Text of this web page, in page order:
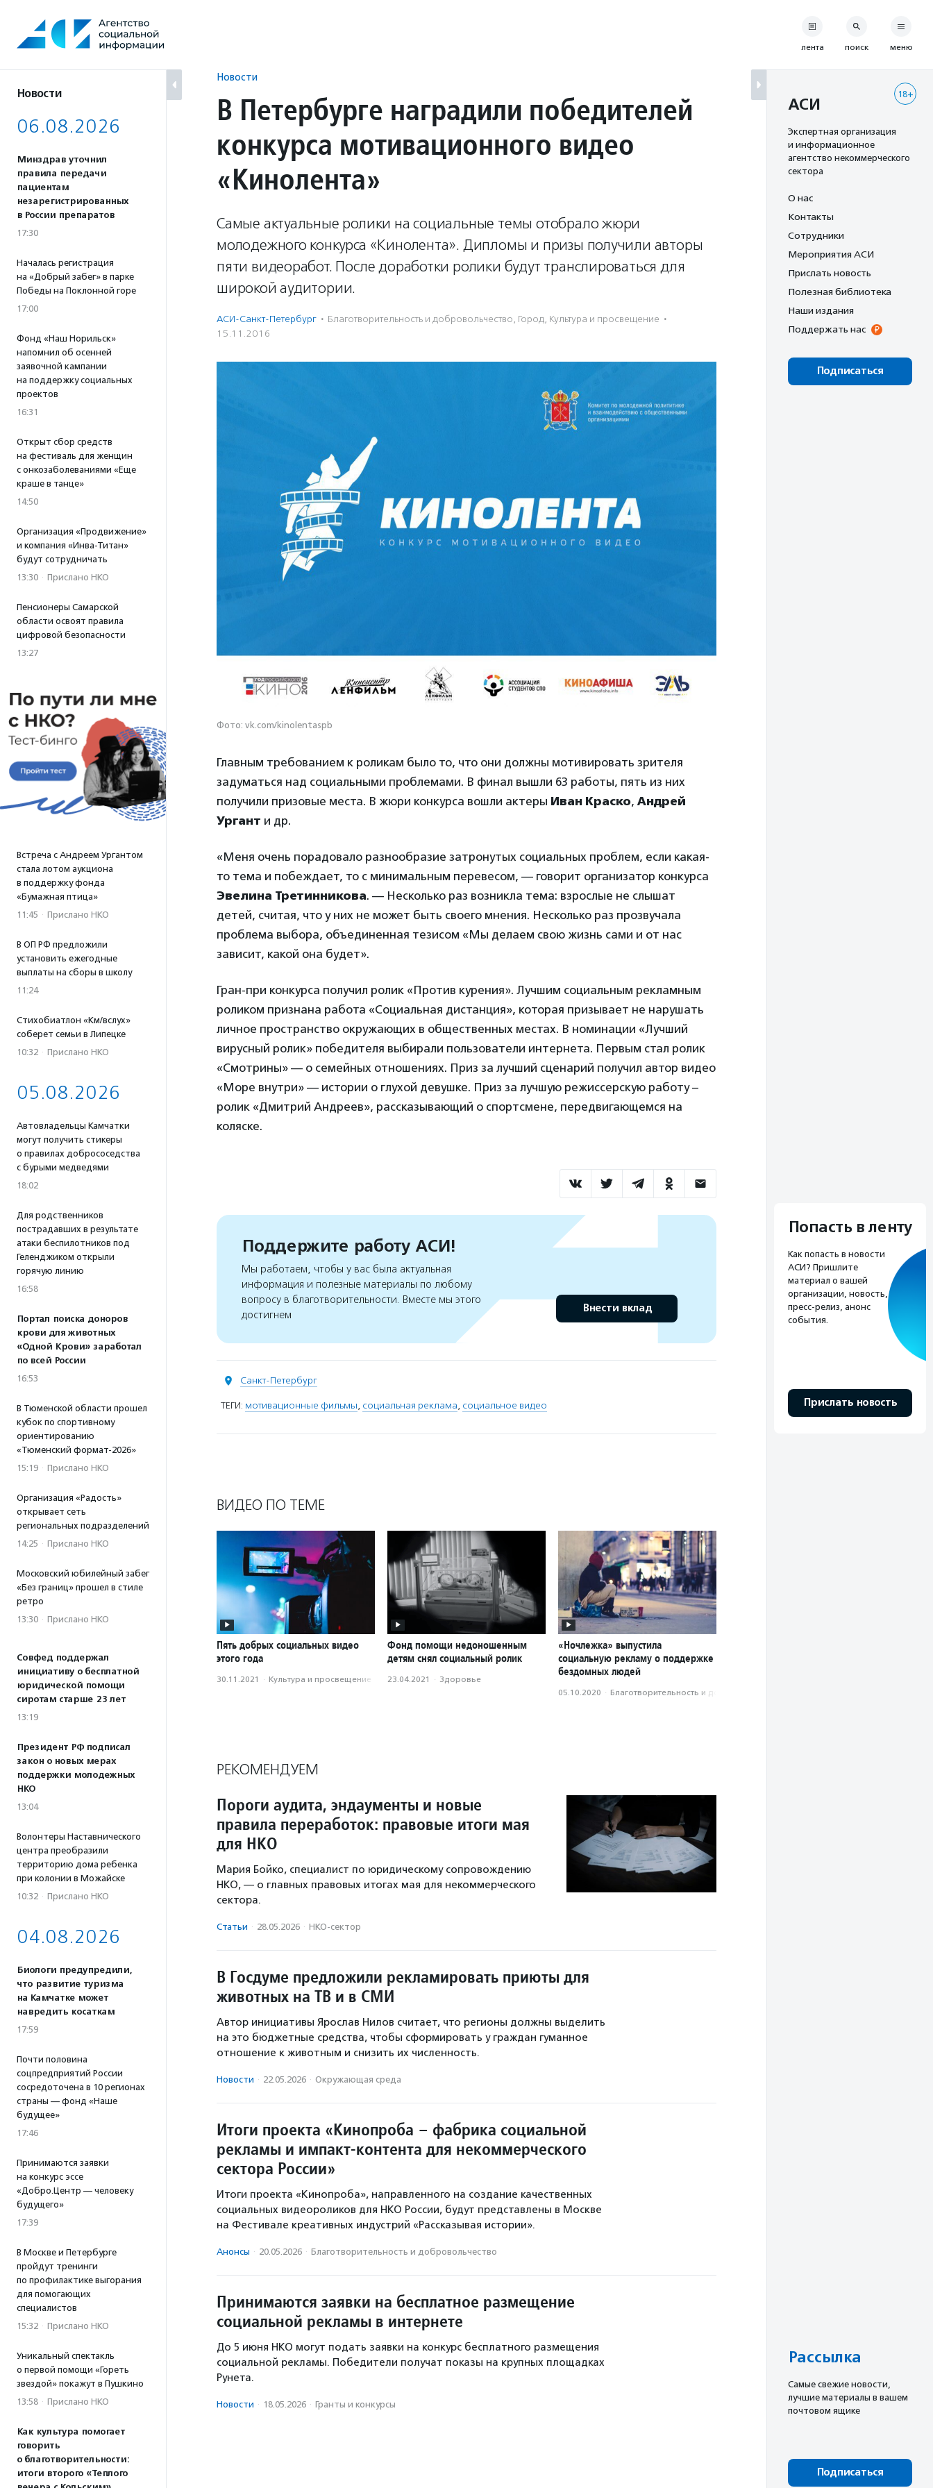
содержанию
Новости
06.08.2026
Минздрав уточнил
правила передачи
пациентам
незарегистрированных
в России препаратов
17:30
Началась регистрация
на «Добрый забег» в парке
Победы на Поклонной горе
17:00
Фонд «Наш Норильск»
напомнил об осенней
заявочной кампании
на поддержку социальных
проектов
16:31
Открыт сбор средств
на фестиваль для женщин
с онкозаболеваниями «Еще
краше в танце»
14:50
Организация «Продвижение»
и компания «Инва-Титан»
будут сотрудничать
13:30 · Прислано НКО
Пенсионеры Самарской
области освоят правила
цифровой безопасности
13:27
Встреча с Андреем Ургантом
стала лотом аукциона
в поддержку фонда
«Бумажная птица»
11:45 · Прислано НКО
В ОП РФ предложили
установить ежегодные
выплаты на сборы в школу
11:24
Стихобиатлон «Км/вслух»
соберет семьи в Липецке
10:32 · Прислано НКО
05.08.2026
Автовладельцы Камчатки
могут получить стикеры
о правилах добрососедства
с бурыми медведями
18:02
Для родственников
пострадавших в результате
атаки беспилотников под
Геленджиком открыли
горячую линию
16:58
Портал поиска доноров
крови для животных
«Одной Крови» заработал
по всей России
16:53
В Тюменской области прошел
кубок по спортивному
ориентированию
«Тюменский формат-2026»
15:19 · Прислано НКО
Организация «Радость»
открывает сеть
региональных подразделений
14:25 · Прислано НКО
Московский юбилейный забег
«Без границ» прошел в стиле
ретро
13:30 · Прислано НКО
Совфед поддержал
инициативу о бесплатной
юридической помощи
сиротам старше 23 лет
13:19
Президент РФ подписал
закон о новых мерах
поддержки молодежных
НКО
13:04
Волонтеры Наставнического
центра преобразили
территорию дома ребенка
при колонии в Можайске
10:32 · Прислано НКО
04.08.2026
Биологи предупредили,
что развитие туризма
на Камчатке может
навредить косаткам
17:59
Почти половина
соцпредприятий России
сосредоточена в 10 регионах
страны — фонд «Наше
будущее»
17:46
Принимаются заявки
на конкурс эссе
«Добро.Центр — человеку
будущего»
17:39
В Москве и Петербурге
пройдут тренинги
по профилактике выгорания
для помогающих
специалистов
15:32 · Прислано НКО
Уникальный спектакль
о первой помощи «Гореть
звездой» покажут в Пушкино
13:58 · Прислано НКО
Как культура помогает
говорить
о благотворительности:
итоги второго «Теплого
Новости
В Петербурге наградили победителей
конкурса мотивационного видео
«Кинолента»
Самые актуальные ролики на социальные темы отобрало жюри
молодежного конкурса «Кинолента». Дипломы и призы получили авторы
пяти видеоработ. После доработки ролики будут транслироваться для
широкой аудитории.
АСИ-Санкт-Петербург · Благотвори­тель­ность и доброволь­чест­во, Город, Культура и просвещение ·
15.11.2016
Фото: vk.com/kinolentaspb
Главным требованием к роликам было то, что они должны мотивировать зрителя
задуматься над социальными проблемами. В финал вышли 63 работы, пять из них
получили призовые места. В жюри конкурса вошли актеры Иван Краско, Андрей
Ургант и др.
«Меня очень порадовало разнообразие затронутых социальных проблем, если какая-
то тема и побеждает, то с минимальным перевесом, — говорит организатор конкурса
Эвелина Третинникова. — Несколько раз возникла тема: взрослые не слышат
детей, считая, что у них не может быть своего мнения. Несколько раз прозвучала
проблема выбора, объединенная тезисом «Мы делаем свою жизнь сами и от нас
зависит, какой она будет».
Гран-при конкурса получил ролик «Против курения». Лучшим социальным рекламным
роликом признана работа «Социальная дистанция», которая призывает не нарушать
личное пространство окружающих в общественных местах. В номинации «Лучший
вирусный ролик» победителя выбирали пользователи интернета. Первым стал ролик
«Смотрины» — о семейных отношениях. Приз за лучший сценарий получил автор видео
«Море внутри» — истории о глухой девушке. Приз за лучшую режиссерскую работу –
ролик «Дмитрий Андреев», рассказывающий о спортсмене, передвигающемся на
коляске.
Поддержите работу АСИ!
Мы работаем, чтобы у вас была актуальная
информация и полезные материалы по любому
вопросу в благотворительности. Вместе мы этого
достигнем
Внести вклад
Санкт-Петербург
ТЕГИ: мотивационные фильмы, социальная реклама, социальное видео
ВИДЕО ПО ТЕМЕ
Пять добрых социальных видео
этого года
30.11.2021 · Культура и просвещение
Фонд помощи недоношенным
детям снял социальный ролик
23.04.2021 · Здоровье
«Ночлежка» выпустила
социальную рекламу о поддержке
бездомных людей
05.10.2020 · Благотвори­тель­ность и доброволь­чест­во
РЕКОМЕНДУЕМ
Пороги аудита, эндаументы и новые
правила переработок: правовые итоги мая
для НКО
Мария Бойко, специалист по юридическому сопровождению
НКО, — о главных правовых итогах мая для некоммерческого
сектора.
Статьи · 28.05.2026 · НКО-сектор
В Госдуме предложили рекламировать приюты для
животных на ТВ и в СМИ
Автор инициативы Ярослав Нилов считает, что регионы должны выделить
на это бюджетные средства, чтобы сформировать у граждан гуманное
отношение к животным и снизить их численность.
Новости · 22.05.2026 · Окружающая среда
Итоги проекта «Кинопроба – фабрика социальной
рекламы и импакт-контента для некоммерческого
сектора России»
Итоги проекта «Кинопроба», направленного на создание качественных
социальных видеороликов для НКО России, будут представлены в Москве
на Фестивале креативных индустрий «Рассказывая истории».
Анонсы · 20.05.2026 · Благотвори­тель­ность и доброволь­чест­во
Принимаются заявки на бесплатное размещение
социальной рекламы в интернете
До 5 июня НКО могут подать заявки на конкурс бесплатного размещения
социальной рекламы. Победители получат показы на крупных площадках
Рунета.
Новости · 18.05.2026 · Гранты и конкурсы
лента поиск меню
18+
АСИ
Экспертная организация
и информационное
агентство некоммерческого
сектора
О нас
Контакты
Сотрудники
Мероприятия АСИ
Прислать новость
Полезная библиотека
Наши издания
Поддержать нас
Подписаться
Попасть в ленту
Как попасть в новости
АСИ? Пришлите
материал о вашей
организации, новость,
пресс-релиз, анонс
события.
Прислать новость
Рассылка
Cамые свежие новости,
лучшие материалы в вашем
почтовом ящике
Подписаться